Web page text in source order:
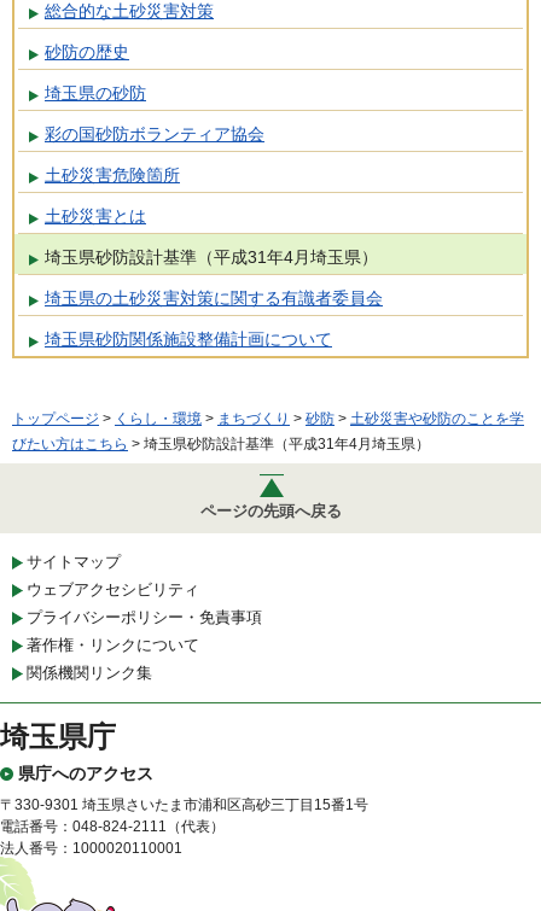
総合的な土砂災害対策
砂防の歴史
埼玉県の砂防
彩の国砂防ボランティア協会
土砂災害危険箇所
土砂災害とは
埼玉県砂防設計基準（平成31年4月埼玉県）
埼玉県の土砂災害対策に関する有識者委員会
埼玉県砂防関係施設整備計画について
トップページ > くらし・環境 > まちづくり > 砂防 > 土砂災害や砂防のことを学
びたい方はこちら > 埼玉県砂防設計基準（平成31年4月埼玉県）
ページの先頭へ戻る
サイトマップ
ウェブアクセシビリティ
プライバシーポリシー・免責事項
著作権・リンクについて
関係機関リンク集
埼玉県庁
県庁へのアクセス
〒330-9301 埼玉県さいたま市浦和区高砂三丁目15番1号
電話番号：048-824-2111（代表）
法人番号：1000020110001